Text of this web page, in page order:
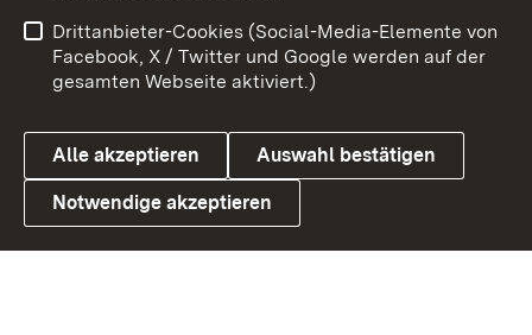
Link zum Landesportal
Barrierefreiheit
Datenschutz
Cookies
Drittanbieter-Cookies (Social-Media-Elemente von
Facebook, X / Twitter und Google werden auf der
gesamten Webseite aktiviert.)
Alle akzeptieren Auswahl bestätigen
Notwendige akzeptieren